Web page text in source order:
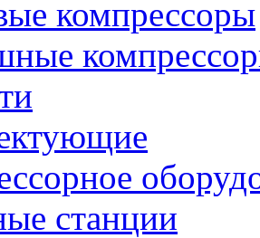
компрессоры
станции